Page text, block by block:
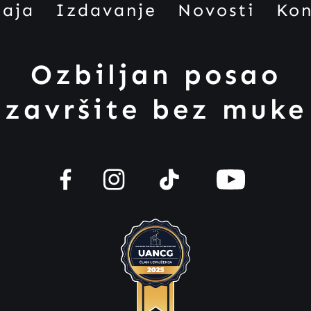
Izdavanje Novosti
Ozbiljan posao
završite bez muke